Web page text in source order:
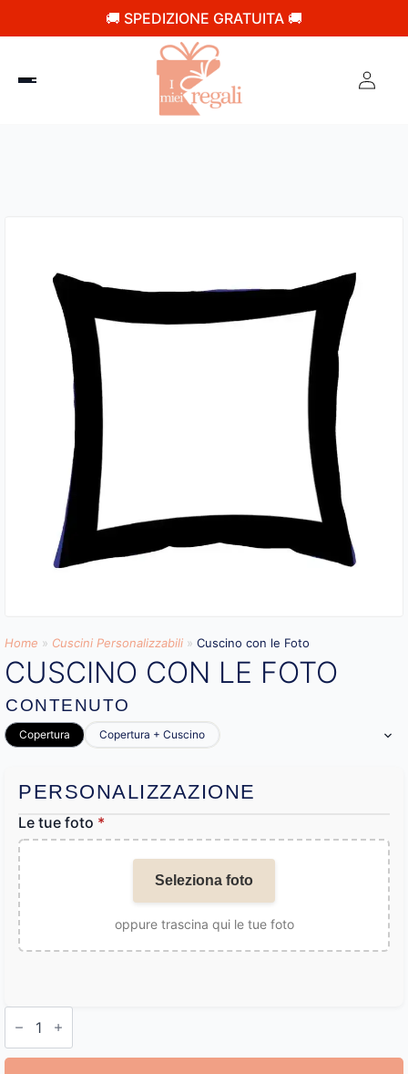
🚚 SPEDIZIONE GRATUITA 🚚
Home » Cuscini Personalizzabili » Cuscino con le Foto
CUSCINO CON LE FOTO
CONTENUTO
Copertura Copertura + Cuscino
PERSONALIZZAZIONE
Le tue foto *
Seleziona foto
oppure trascina qui le tue foto
Cuscino
con
Foto